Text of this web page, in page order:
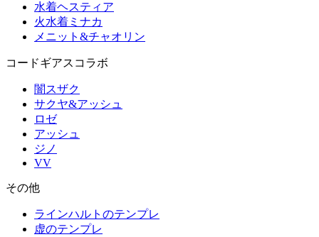
水着ヘスティア
火水着ミナカ
メニット&チャオリン
コードギアスコラボ
闇スザク
サクヤ&アッシュ
ロゼ
アッシュ
ジノ
VV
その他
ラインハルトのテンプレ
虚のテンプレ